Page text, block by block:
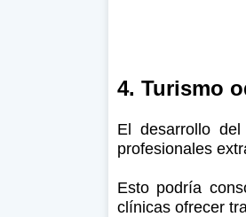
4. Turismo
El desarrollo
profesionales
Esto podría
clínicas ofrecer